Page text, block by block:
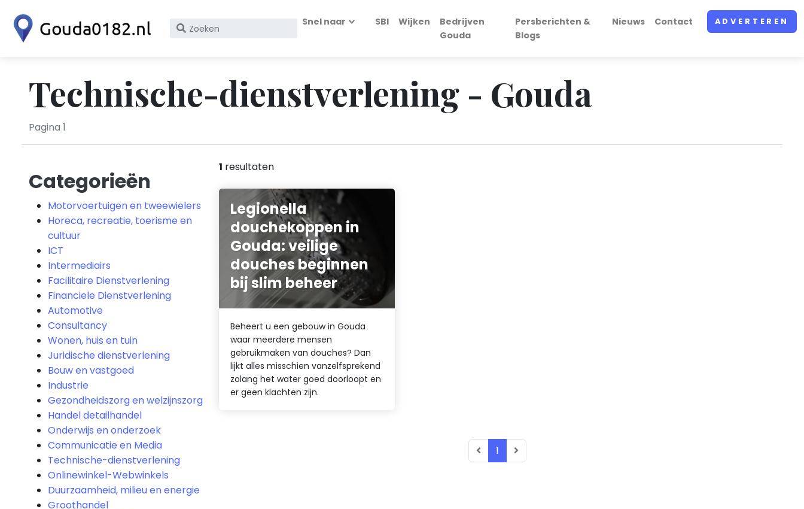
Zoek
KvK
nummer
Snel naar SBI Wijken
Bedrijven
Gouda
Persberichten &
Blogs
Nieuws Contact ADVERTEREN
Technische-dienstverlening - Gouda
Pagina 1
Categorieën
Motorvoertuigen en tweewielers
Horeca, recreatie, toerisme en
cultuur
ICT
Intermediairs
Facilitaire Dienstverlening
Financiele Dienstverlening
Automotive
Consultancy
Wonen, huis en tuin
Juridische dienstverlening
Bouw en vastgoed
Industrie
Gezondheidszorg en welzijnszorg
Handel detailhandel
Onderwijs en onderzoek
Communicatie en Media
Technische-dienstverlening
Onlinewinkel-Webwinkels
Duurzaamheid, milieu en energie
Groothandel
1 resultaten
Legionella
douchekoppen in
Gouda: veilige
douches beginnen
bij slim beheer
Beheert u een gebouw in Gouda
waar meerdere mensen
gebruikmaken van douches? Dan
lijkt alles misschien vanzelfsprekend
zolang het water goed doorloopt en
er geen klachten zijn.
1